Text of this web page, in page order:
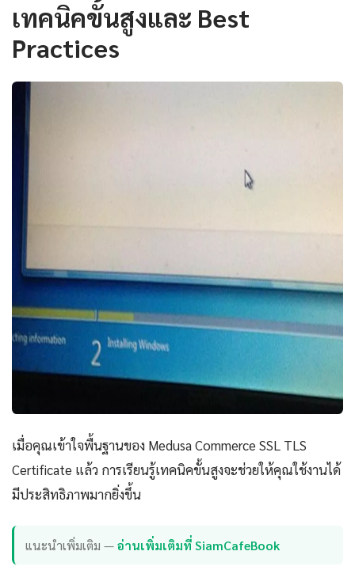
เทคนิคขั้นสูงและ Best
Practices
เมื่อคุณเข้าใจพื้นฐานของ Medusa Commerce SSL TLS
Certificate แล้ว การเรียนรู้เทคนิคขั้นสูงจะช่วยให้คุณใช้งานได้
มีประสิทธิภาพมากยิ่งขึ้น
แนะนำเพิ่มเติม —อ่านเพิ่มเติมที่ SiamCafeBook